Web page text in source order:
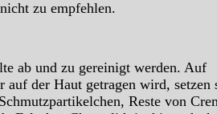
zu empfehlen.
ab und zu gereinigt werden. Auf
auf der Haut getragen wird, setzen
Reste von